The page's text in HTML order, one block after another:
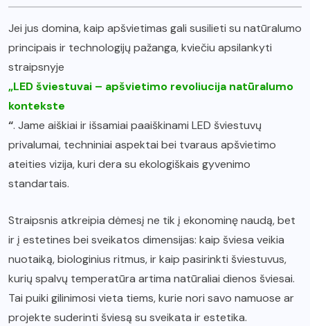
Jei jus domina, kaip apšvietimas gali susilieti su natūralumo
principais ir technologijų pažanga, kviečiu apsilankyti
straipsnyje
„LED šviestuvai – apšvietimo revoliucija natūralumo
kontekste
“. Jame aiškiai ir išsamiai paaiškinami LED šviestuvų
privalumai, techniniai aspektai bei tvaraus apšvietimo
ateities vizija, kuri dera su ekologiškais gyvenimo
standartais.
Straipsnis atkreipia dėmesį ne tik į ekonominę naudą, bet
ir į estetines bei sveikatos dimensijas: kaip šviesa veikia
nuotaiką, biologinius ritmus, ir kaip pasirinkti šviestuvus,
kurių spalvų temperatūra artima natūraliai dienos šviesai.
Tai puiki gilinimosi vieta tiems, kurie nori savo namuose ar
projekte suderinti šviesą su sveikata ir estetika.